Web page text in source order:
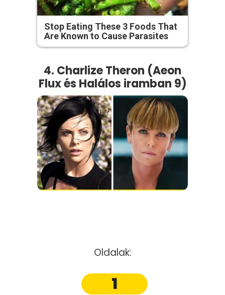
Stop Eating These 3 Foods That
Are Known to Cause Parasites
4. Charlize Theron (Aeon
Flux és Halálos iramban 9)
Oldalak:
1